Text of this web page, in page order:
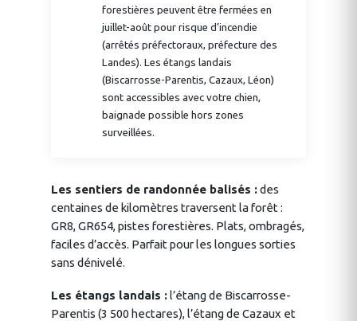
forestières peuvent être fermées en
juillet-août pour risque d’incendie
(arrêtés préfectoraux, préfecture des
Landes). Les étangs landais
(Biscarrosse-Parentis, Cazaux, Léon)
sont accessibles avec votre chien,
baignade possible hors zones
surveillées.
Les sentiers de randonnée balisés :des
centaines de kilomètres traversent la forêt :
GR8, GR654, pistes forestières. Plats, ombragés,
faciles d’accès. Parfait pour les longues sorties
sans dénivelé.
Les étangs landais :l’étang de Biscarrosse-
Parentis (3 500 hectares), l’étang de Cazaux et